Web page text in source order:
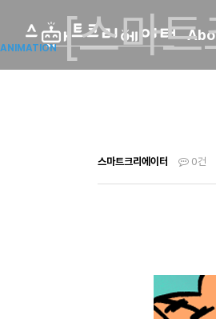
ANIMATION [스마트
스마트크리에이터 0건